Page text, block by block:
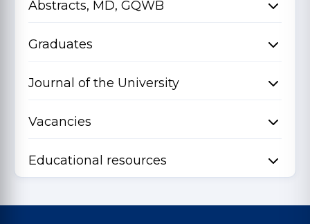
Abstracts, MD, GQWB
Graduates
Journal of the University
Vacancies
Educational resources